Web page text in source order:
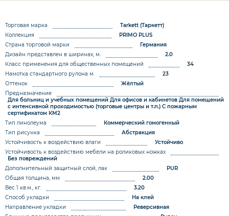
Торговая марка
Tarkett (Таркетт)
Коллекция
PRIMO PLUS
Страна торговой марки
Германия
Дизайн представлен в ширинах, м.
2.0
Класс применения для общественных помещений
34
Намотка стандартного рулона м.
23
Оттенок
Жёлтый
Предназначение
Для больниц и учебных помещений Для офисов и кабинетов Для помещений
с интенсивной проходимостью (торговые центры и т.п.) С пожарным
сертификатом КМ2
Тип линолеума
Коммерческий гомогенный
Тип рисунка
Абстракция
Устойчивость к воздействию влаги
Устойчиво
Устойчивость к воздействию мебели на роликовых ножках
Без повреждений
Дополнительный защитный слой, лак
PUR
Общая толщина, мм
2.00
Вес 1 кв.м., кг.
3.20
Способ укладки
На клей
Направление укладки
Реверсивная